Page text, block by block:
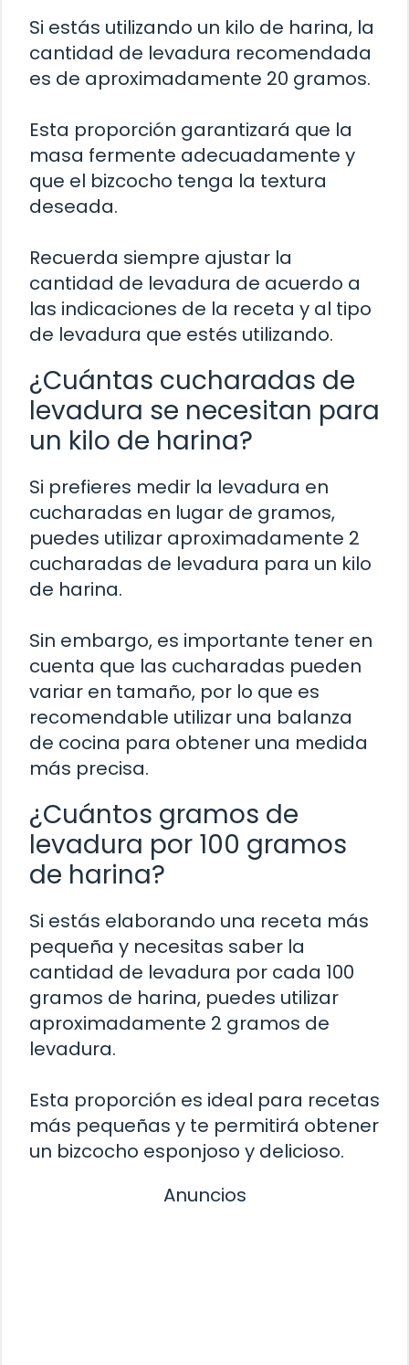
Si estás utilizando un kilo de harina, la
cantidad de levadura recomendada
es de aproximadamente 20 gramos.
Esta proporción garantizará que la
masa fermente adecuadamente y
que el bizcocho tenga la textura
deseada.
Recuerda siempre ajustar la
cantidad de levadura de acuerdo a
las indicaciones de la receta y al tipo
de levadura que estés utilizando.
¿Cuántas cucharadas de
levadura se necesitan para
un kilo de harina?
Si prefieres medir la levadura en
cucharadas en lugar de gramos,
puedes utilizar aproximadamente 2
cucharadas de levadura para un kilo
de harina.
Sin embargo, es importante tener en
cuenta que las cucharadas pueden
variar en tamaño, por lo que es
recomendable utilizar una balanza
de cocina para obtener una medida
más precisa.
¿Cuántos gramos de
levadura por 100 gramos
de harina?
Si estás elaborando una receta más
pequeña y necesitas saber la
cantidad de levadura por cada 100
gramos de harina, puedes utilizar
aproximadamente 2 gramos de
levadura.
Esta proporción es ideal para recetas
más pequeñas y te permitirá obtener
un bizcocho esponjoso y delicioso.
Anuncios